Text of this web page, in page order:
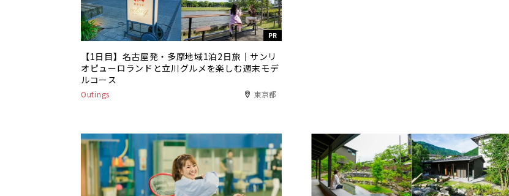
PR
【1日目】名古屋発・多摩地域1泊2日旅｜サンリ
オピューロランドと立川グルメを楽しむ週末モデ
ルコース
Outings 東京都